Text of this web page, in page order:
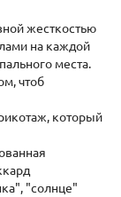
жесткостью
на каждой
места.
чтоб
который
"солнце"